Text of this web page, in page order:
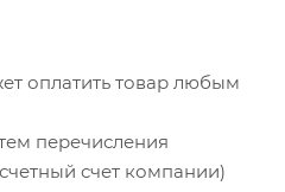
оплатить товар любым
перечисления
счет компании)